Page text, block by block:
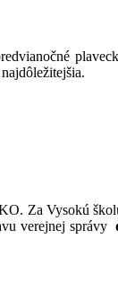
Za Vysokú
verejnej správy